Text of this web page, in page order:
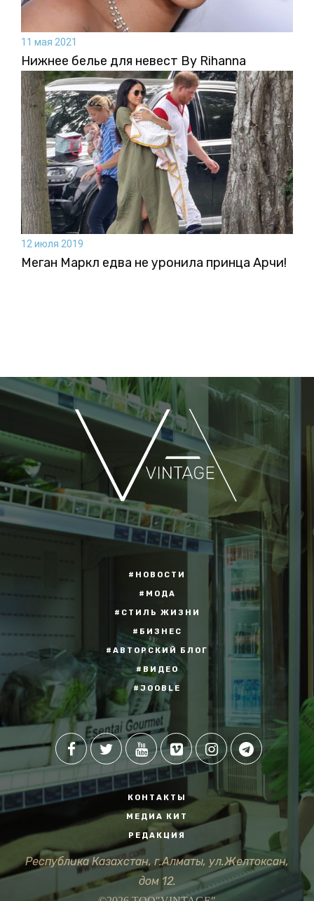
11 мая 2021
Нижнее белье для невест By Rihanna
12 июля 2019
Меган Маркл едва не уронила принца Арчи!
#НОВОСТИ
#МОДА
#СТИЛЬ ЖИЗНИ
#БИЗНЕС
#АВТОРСКИЙ БЛОГ
#ВИДЕО
#JOOBLE
КОНТАКТЫ
МЕДИА КИТ
РЕДАКЦИЯ
Республика Казахстан, г.Алматы, ул.Желтоксан,
дом 12.